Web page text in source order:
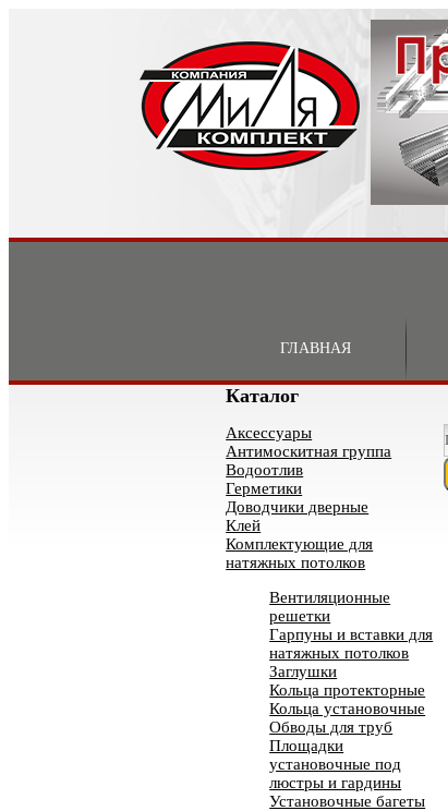
ГЛАВНАЯ
Каталог
Аксессуары
Антимоскитная группа
Водоотлив
Герметики
Доводчики дверные
Клей
Комплектующие для
натяжных потолков
Вентиляционные
решетки
Гарпуны и вставки для
натяжных потолков
Заглушки
Кольца протекторные
Кольца установочные
Обводы для труб
Площадки
установочные под
люстры и гардины
Установочные багеты